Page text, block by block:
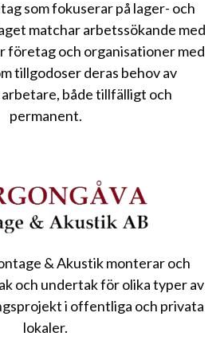
som fokuserar på lager- och
matchar arbetssökande med
företag och organisationer med
tillgodoser deras behov av
både tillfälligt och
permanent.
& Akustik monterar och
och undertak för olika typer av
i offentliga och privata
lokaler.